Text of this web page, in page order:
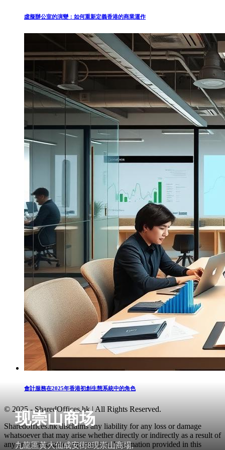
现崇山商场
九龍區黃大仙成安街8現崇山商場,
虛擬辦公室的演變：如何重新定義香港的商業運作
會計服務在2025年香港初創生態系統中的角色
© 2025 - SharedOffices.hk | All Rights Reserved.
Sharedoffices.hk disclaims any liability for any loss or damage
whatsoever that may arise whether directly or indirectly as a result of
any error, inaccuracy or omission. Information provided in this